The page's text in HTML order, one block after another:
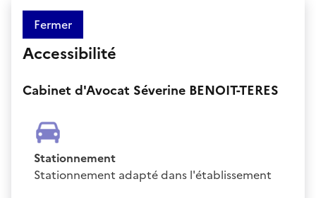
Fermer
Accessibilité
Cabinet d'Avocat Séverine BENOIT-TERES
Stationnement
Stationnement adapté dans l'établissement